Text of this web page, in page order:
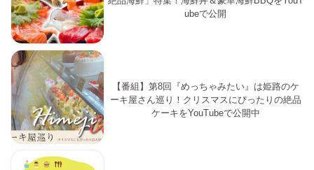
ubeで公開
【番組】第8回『めっちゃみたい』は姫路のケ
ーキ屋さん巡り！クリスマスにぴったりの絶品
ケーキをYouTubeで公開中